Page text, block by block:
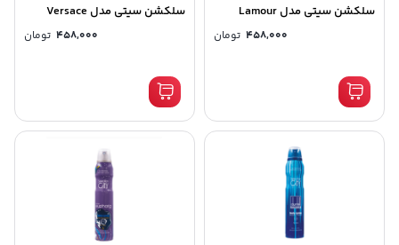
سلکشن سیتی مدل Lamour
Lalique حجم 200میلی لیتر کد
458,000 تومان
سلکشن سیتی مدل Versace
Bright Crystal حجم 200 میلی458,000 تومان